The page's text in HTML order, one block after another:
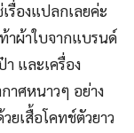
รื่องแปลกเลยค่ะ
าผ้าใบจากแบรนด์
และเครื่อง
าศหนาวๆ อย่าง
ยเสื้อโคทช์ตัวยาว